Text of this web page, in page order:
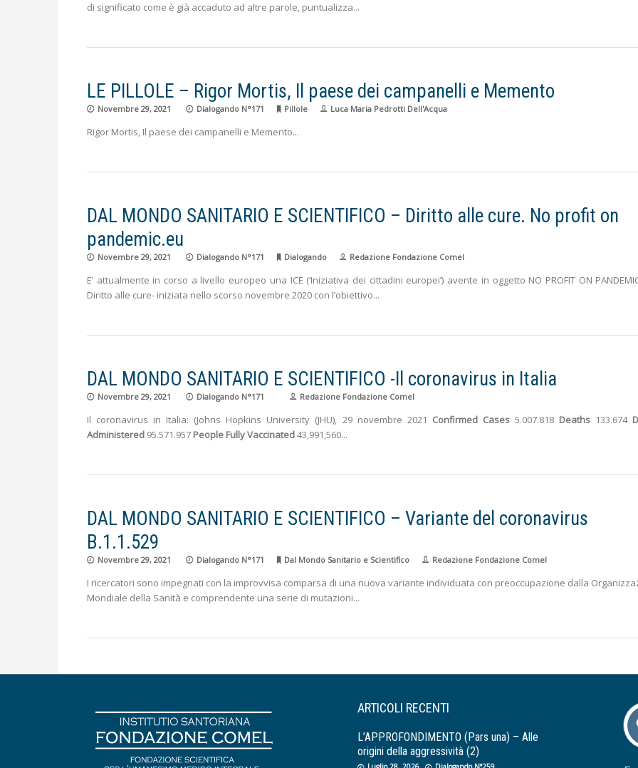
di significato come è già accaduto ad altre parole, puntualizza
LE PILLOLE – Rigor Mortis, Il paese dei campanelli e Memento
Novembre 29, 2021 Dialogando N°171 Pillole Luca Maria Pedrotti Dell'Acqua
Rigor Mortis, Il paese dei campanelli e Memento
DAL MONDO SANITARIO E SCIENTIFICO – Diritto alle cure. No profit on
pandemic.eu
Novembre 29, 2021 Dialogando N°171 Dialogando Redazione Fondazione Comel
E’ attualmente in corso a livello europeo una ICE (‘Iniziativa dei cittadini europei’) avente in oggetto NO PROFIT ON
Diritto alle cure- iniziata nello scorso novembre 2020 con l’obiettivo
DAL MONDO SANITARIO E SCIENTIFICO -Il coronavirus in Italia
Novembre 29, 2021 Dialogando N°171 Redazione Fondazione Comel
Il coronavirus in Italia: (Johns Hopkins University (JHU), 29 novembre 2021 Confirmed Cases 5.007.818 Deaths 133.674
Administered 95.571.957 People Fully Vaccinated43,991,560
DAL MONDO SANITARIO E SCIENTIFICO – Variante del coronavirus
B.1.1.529
Novembre 29, 2021 Dialogando N°171 Dal Mondo Sanitario e Scientifico Redazione Fondazione Comel
I ricercatori sono impegnati con la improvvisa comparsa di una nuova variante individuata con preoccupazione dalla
Mondiale della Sanità e comprendente una serie di mutazioni
ARTICOLI RECENTI
L’APPROFONDIMENTO (Pars una) – Alle
origini della aggressività (2)